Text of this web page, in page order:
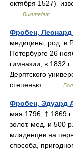
октября 1527)
Википедия
Фробен,
медицины, род. в
Петербурге 26
гимназии, в 1832
Дерптского
степенью… …
Фробен, Эдуард
мая 1796, † 1869
золот. мед. и 500
младенцев на
способа,